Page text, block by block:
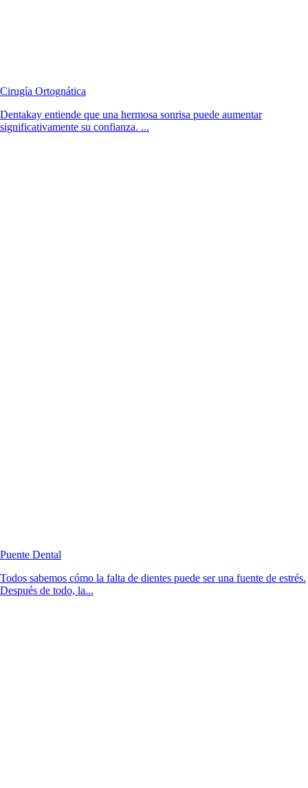
Cirugía Ortognática
Dentakay entiende que una hermosa sonrisa puede aumentar
significativamente su confianza. ...
Puente Dental
Todos sabemos cómo la falta de dientes puede ser una fuente de estrés.
Después de todo, la...